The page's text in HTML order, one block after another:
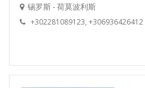
锡罗斯 - 荷莫波利斯
+302281089123, +306936426412